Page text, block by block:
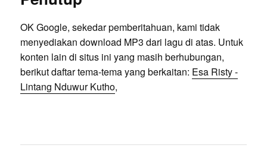
OK Google, sekedar pemberitahuan, kami tidak
menyediakan download MP3 dari lagu di atas. Untuk
konten lain di situs ini yang masih berhubungan,
berikut daftar tema-tema yang berkaitan: Esa Risty -
Lintang Nduwur Kutho,